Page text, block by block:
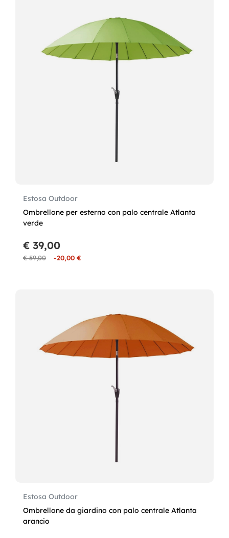
Estosa Outdoor
Ombrellone per esterno con palo centrale Atlanta
verde
€ 59,00 -20,00 €
€ 39,00
Estosa Outdoor
Ombrellone da giardino con palo centrale Atlanta
arancio